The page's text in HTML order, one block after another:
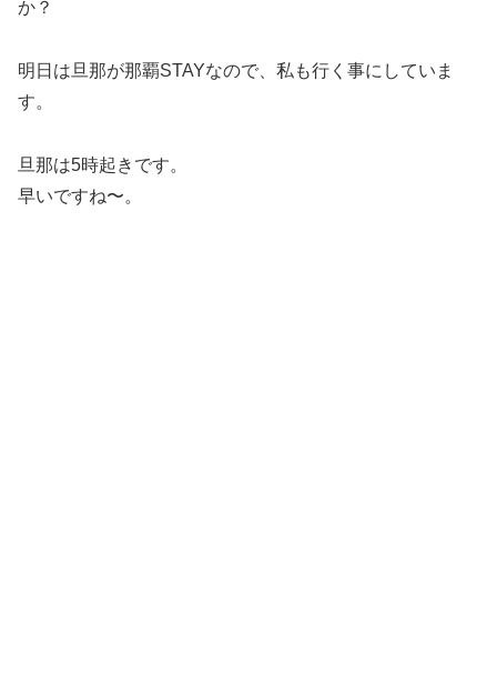
か？
明日は旦那が那覇STAYなので、私も行く事にしていま
す。
旦那は5時起きです。
早いですね〜。